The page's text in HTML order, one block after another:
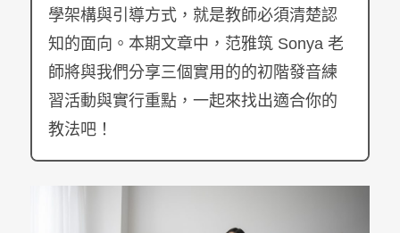
學架構與引導方式，就是教師必須清楚認
知的面向。本期文章中，范雅筑 Sonya 老
師將與我們分享三個實用的的初階發音練
習活動與實行重點，一起來找出適合你的
教法吧！